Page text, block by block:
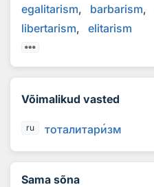
egalitarism barbarism
libertarism
elitarism
Võimalikud vasted
ru тоталитаризм
Sama sõna